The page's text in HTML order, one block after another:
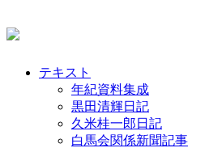
テキスト
年紀資料集成
黒田清輝日記
久米桂一郎日記
白馬会関係新聞記事